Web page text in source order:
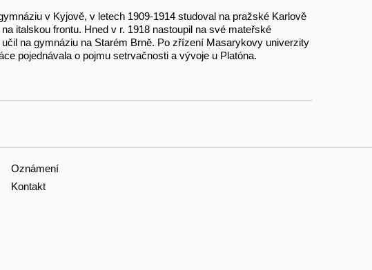
v Kyjově, v letech 1909-1914 studoval na pražské Karlově
italskou frontu. Hned v r. 1918 nastoupil na své mateřské
na gymnáziu na Starém Brně. Po zřízení Masarykovy univerzity
pojednávala o pojmu setrvačnosti a vývoje u Platóna.
Oznámení
Kontakt